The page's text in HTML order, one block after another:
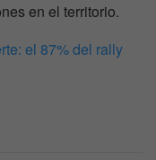
en el territorio.
el 87% del rally